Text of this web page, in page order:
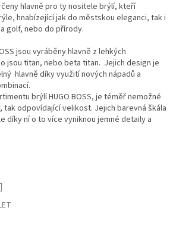
hlavně pro ty nositele brýlí, kteří
hnabízející jak do městskou eleganci, tak i
golf, nebo do přírody.
jsou vyráběny hlavně z lehkých
jsou titan, nebo beta titan. Jejich design je
hlavně díky využití nových nápadů a
brýlí HUGO BOSS, je téměř nemožné
tak odpovídající velikost. Jejich barevná škála
díky ní o to více vyniknou jemné detaily a